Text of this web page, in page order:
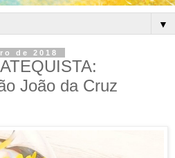
▼
de 2018
João da Cruz